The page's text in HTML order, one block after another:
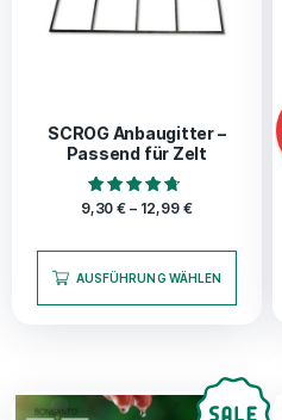
SCROG Anbaugitter –
Passend für Zelt
Bewertet mit
9,30€ – 12,99 €
AUSFÜHRUNG WÄHLEN